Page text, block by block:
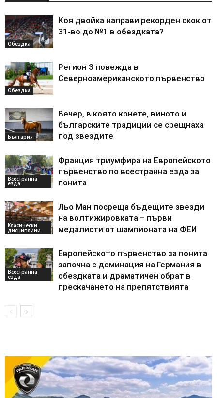
Обездка
Коя двойка направи рекорден скок от
31-во до №1 в обездката?
Обездка
Регион 3 повежда в
Северноамериканското първенство
България
Вечер, в която конете, виното и
българските традиции се срещнаха
под звездите
Всестранна
езда
Франция триумфира на Европейското
първенство по всестранна езда за
понита
Класически
дисциплини
Льо Ман посреща бъдещите звезди
на волтижировката – първи
медалисти от шампионата на ФЕИ
Всестранна
езда
Европейското първенство за понита
започна с доминация на Германия в
обездката и драматичен обрат в
прескачането на препятствията